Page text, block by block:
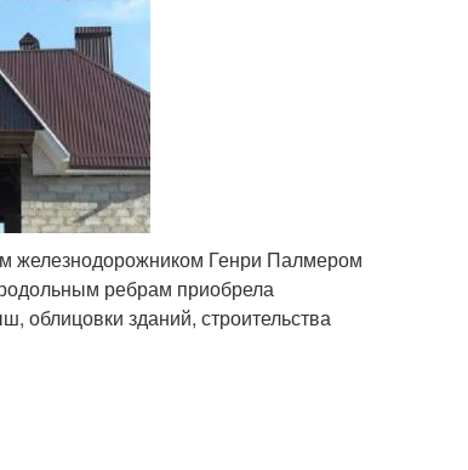
железнодорожником Генри Палмером
ребрам приобрела
облицовки зданий, строительства